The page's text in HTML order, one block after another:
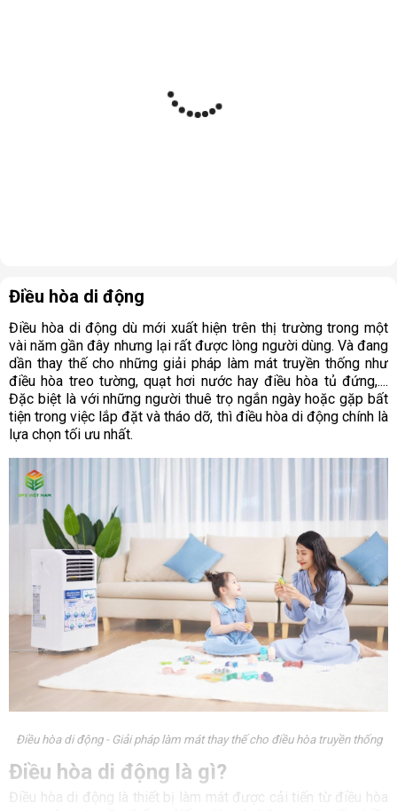
Điều hòa di động
Điều hòa di động dù mới xuất hiện trên thị trường trong một
vài năm gần đây nhưng lại rất được lòng người dùng. Và đang
dần thay thế cho những giải pháp làm mát truyền thống như
điều hòa treo tường, quạt hơi nước hay điều hòa tủ đứng,....
Đặc biệt là với những người thuê trọ ngắn ngày hoặc gặp bất
tiện trong việc lắp đặt và tháo dỡ, thì điều hòa di động chính là
lựa chọn tối ưu nhất.
Điều hòa di động - Giải pháp làm mát thay thế cho điều hòa truyền thống
Điều hòa di động là gì?
Điều hòa di động là thiết bị làm mát được cải tiến từ điều hòa